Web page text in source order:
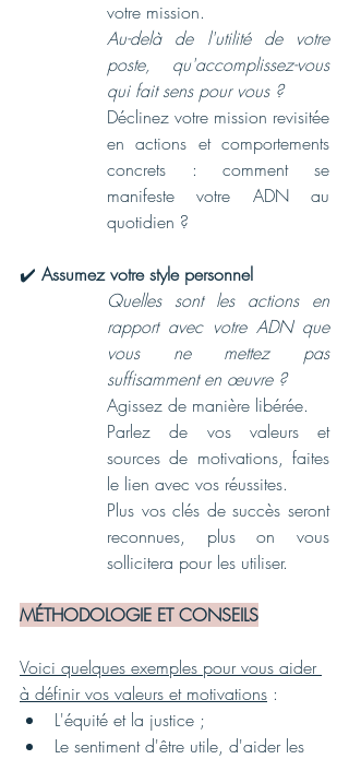
votre mission.
Au-delà de l'utilité de votre
poste, qu'accomplissez-vous
qui fait sens pour vous ?
Déclinez votre mission revisitée
en actions et comportements
concrets : comment se
manifeste votre ADN au
quotidien ?
✔️ Assumez votre style personnel
Quelles sont les actions en
rapport avec votre ADN que
vous ne mettez pas
suffisamment en œuvre ?
Agissez de manière libérée.
Parlez de vos valeurs et
sources de motivations, faites
le lien avec vos réussites.
Plus vos clés de succès seront
reconnues, plus on vous
sollicitera pour les utiliser.
MÉTHODOLOGIE ET CONSEILS
Voici quelques exemples pour vous aider
à définir vos valeurs et motivations :
L'équité et la justice ;
Le sentiment d'être utile, d'aider les